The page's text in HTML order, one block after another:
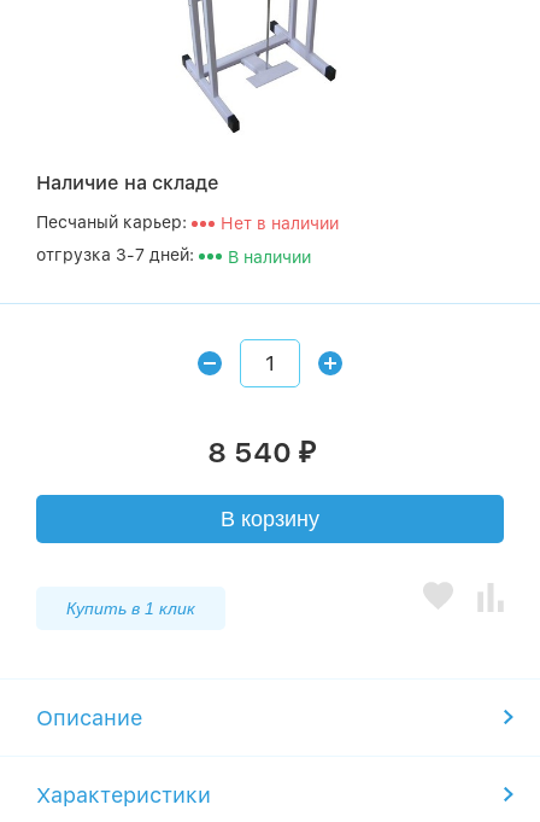
Наличие на складе
Песчаный карьер:
Нет в наличии
отгрузка 3-7 дней:
В наличии
8 540 ₽
В корзину
Купить в 1 клик
Описание
Характеристики